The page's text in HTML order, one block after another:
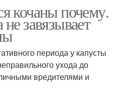
кочаны почему.
завязывает
периода у капусты
ухода до
вредителями и